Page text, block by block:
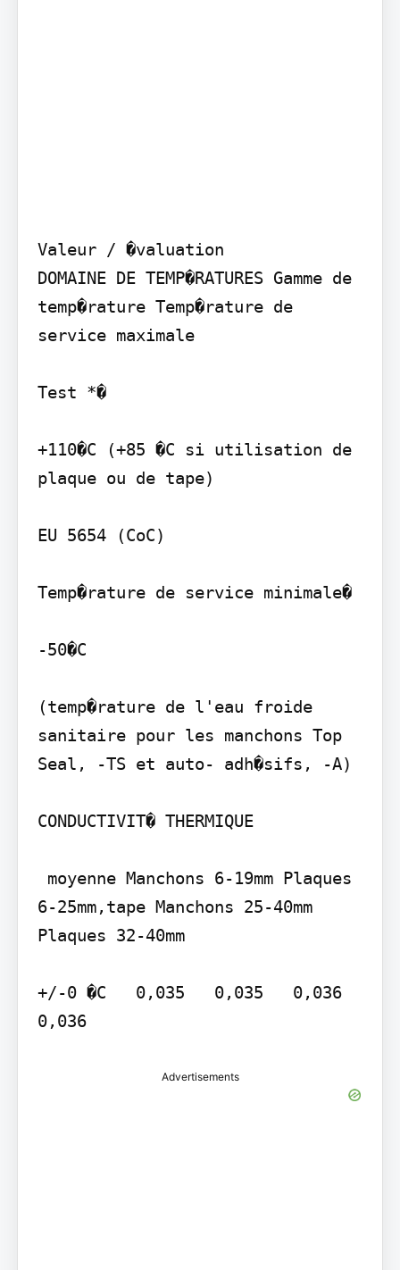
Valeur / �valuation
DOMAINE DE TEMP�RATURES Gamme de
temp�rature Temp�rature de
service maximale
Test *�
+110�C (+85 �C si utilisation de
plaque ou de tape)
EU 5654 (CoC)
Temp�rature de service minimale�
-50�C
(temp�rature de l'eau froide
sanitaire pour les manchons Top
Seal, -TS et auto- adh�sifs, -A)
CONDUCTIVIT� THERMIQUE
6-25mm,tape Manchons 25-40mm
Plaques 32-40mm
+/-0 �C   0,035   0,035   0,036
0,036
Advertisements